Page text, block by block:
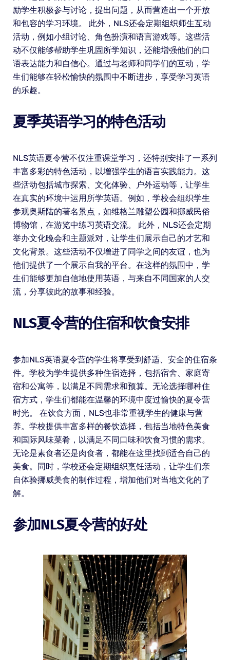
励学生积极参与讨论，提出问题，从而营造出一个开放
和包容的学习环境。 此外，NLS还会定期组织师生互动
活动，例如小组讨论、角色扮演和语言游戏等。这些活
动不仅能够帮助学生巩固所学知识，还能增强他们的口
语表达能力和自信心。通过与老师和同学们的互动，学
生们能够在轻松愉快的氛围中不断进步，享受学习英语
的乐趣。
夏季英语学习的特色活动
NLS英语夏令营不仅注重课堂学习，还特别安排了一系列
丰富多彩的特色活动，以增强学生的语言实践能力。这
些活动包括城市探索、文化体验、户外运动等，让学生
在真实的环境中运用所学英语。例如，学校会组织学生
参观奥斯陆的著名景点，如维格兰雕塑公园和挪威民俗
博物馆，在游览中练习英语交流。 此外，NLS还会定期
举办文化晚会和主题派对，让学生们展示自己的才艺和
文化背景。这些活动不仅增进了同学之间的友谊，也为
他们提供了一个展示自我的平台。在这样的氛围中，学
生们能够更加自信地使用英语，与来自不同国家的人交
流，分享彼此的故事和经验。
NLS夏令营的住宿和饮食安排
参加NLS英语夏令营的学生将享受到舒适、安全的住宿条
件。学校为学生提供多种住宿选择，包括宿舍、家庭寄
宿和公寓等，以满足不同需求和预算。无论选择哪种住
宿方式，学生们都能在温馨的环境中度过愉快的夏令营
时光。 在饮食方面，NLS也非常重视学生的健康与营
养。学校提供丰富多样的餐饮选择，包括当地特色美食
和国际风味菜肴，以满足不同口味和饮食习惯的需求。
无论是素食者还是肉食者，都能在这里找到适合自己的
美食。同时，学校还会定期组织烹饪活动，让学生们亲
自体验挪威美食的制作过程，增加他们对当地文化的了
解。
参加NLS夏令营的好处